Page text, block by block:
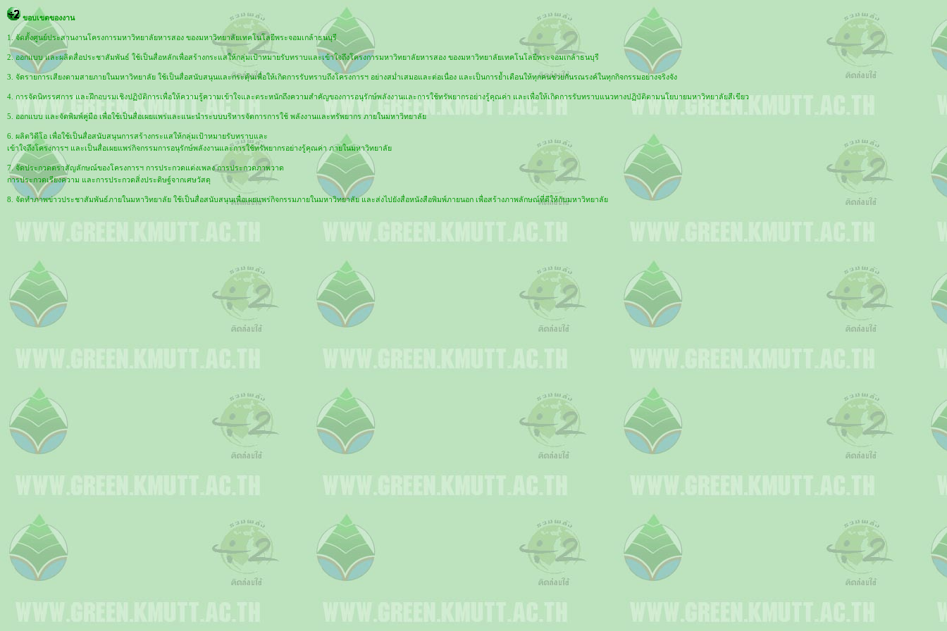
ขอบเขตของงาน
1. จัดตั้งศูนย์ประสานงานโครงการมหาวิทยาลัยหารสอง ของมหาวิทยาลัยเทคโนโลยีพระจอมเกล้าธนบุรี
2. ออกแบบ และผลิตสื่อประชาสัมพันธ์ ใช้เป็นสื่อหลักเพื่อสร้างกระแสให้กลุ่มเป้าหมายรับทราบและเข้าใจถึงโครงการมหาวิทยาลัยหารสอง ของมหาวิทยาลัยเทคโนโลยีพระจอมเกล้าธนบุรี
3. จัดรายการเสียงตามสายภายในมหาวิทยาลัย ใช้เป็นสื่อสนับสนุนและกระตุ้นเพื่อให้เกิดการรับทราบถึงโครงการฯ อย่างสม่ำเสมอและต่อเนื่อง และเป็นการย้ำเตือนให้ทุกคนช่วยกันรณรงค์ในทุกกิจกรรมอย่างจริงจัง
4. การจัดนิทรรศการ และฝึกอบรมเชิงปฏิบัติการเพื่อให้ความรู้ความเข้าใจและตระหนักถึงความสำคัญของการอนุรักษ์พลังงานและการใช้ทรัพยากรอย่างรู้คุณค่า และเพื่อให้เกิดการรับทราบแนวทางปฏิบัติตามนโยบายมหาวิทยาลัยสีเขียว
5. ออกแบบ และจัดพิมพ์คู่มือ เพื่อใช้เป็นสื่อเผยแพร่และแนะนำระบบบริหารจัดการการใช้ พลังงานและทรัพยากร ภายในมหาวิทยาลัย
6. ผลิตวิดีโอ เพื่อใช้เป็นสื่อสนับสนุนการสร้างกระแสให้กลุ่มเป้าหมายรับทราบและ
เข้าใจถึงโครงการฯ และเป็นสื่อเผยแพร่กิจกรรมการอนุรักษ์พลังงานและการใช้ทรัพยากรอย่างรู้คุณค่า ภายในมหาวิทยาลัย
7. จัดประกวดตราสัญลักษณ์ของโครงการฯ การประกวดแต่งเพลง การประกวดภาพวาด
การประกวดเรียงความ และการประกวดสิ่งประดิษฐ์จากเศษวัสดุ
8. จัดทำภาพข่าวประชาสัมพันธ์ภายในมหาวิทยาลัย ใช้เป็นสื่อสนับสนุนเพื่อเผยแพร่กิจกรรมภายในมหาวิทยาลัย และส่งไปยังสื่อหนังสือพิมพ์ภายนอก เพื่อสร้างภาพลักษณ์ที่ดีให้กับมหาวิทยาลัย